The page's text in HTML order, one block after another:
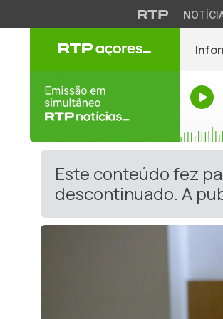
Este conteúdo fez
descontinuado. A